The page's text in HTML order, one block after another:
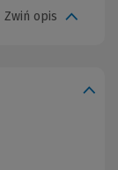
Zwiń opis